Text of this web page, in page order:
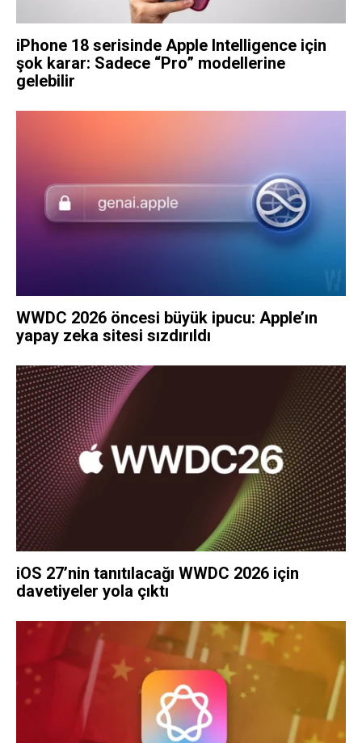
iPhone 18 serisinde Apple Intelligence için
şok karar: Sadece “Pro” modellerine
gelebilir
WWDC 2026 öncesi büyük ipucu: Apple’ın
yapay zeka sitesi sızdırıldı
iOS 27’nin tanıtılacağı WWDC 2026 için
davetiyeler yola çıktı